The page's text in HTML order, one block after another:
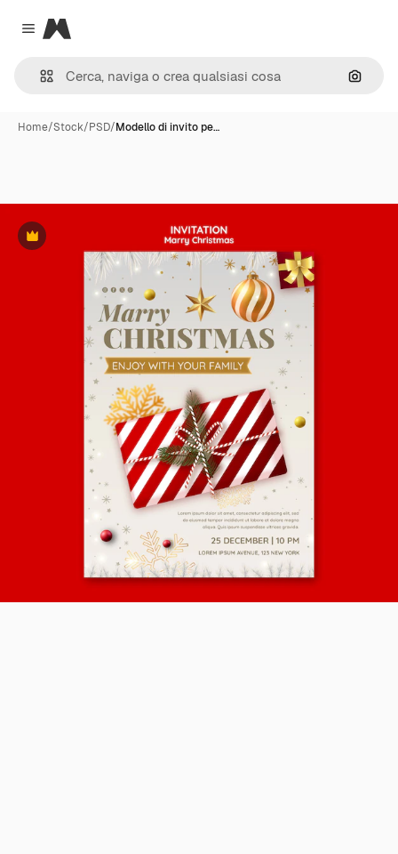
Close menu
Magnific
Cerca
Home/Stock/PSD/Modello di invito pe…
Premium